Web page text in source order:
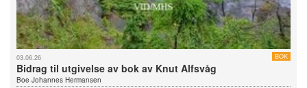
03.06.26 BOK
Bidrag til utgivelse av bok av Knut Alfsvåg
Boe Johannes Hermansen